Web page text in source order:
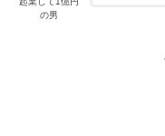
の男